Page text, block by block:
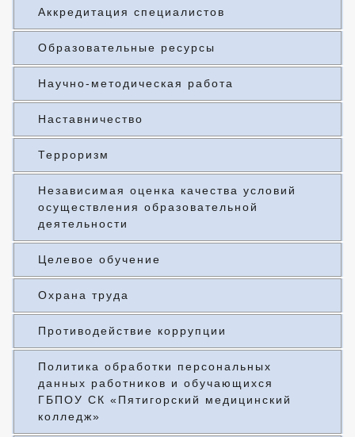
Аккредитация специалистов
Образовательные ресурсы
Научно-методическая работа
Наставничество
Терроризм
Независимая оценка качества условий
осуществления образовательной
деятельности
Целевое обучение
Охрана труда
Противодействие коррупции
Политика обработки персональных
данных работников и обучающихся
ГБПОУ СК «Пятигорский медицинский
колледж»